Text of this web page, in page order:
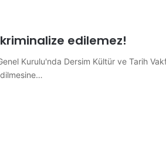
edilemez!
Kurulu'nda Dersim Kültür ve Tarih